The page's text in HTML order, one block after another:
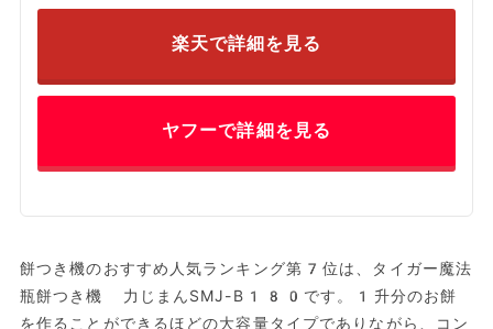
楽天で詳細を見る
ヤフーで詳細を見る
餅つき機のおすすめ人気ランキング第7位は、タイガー魔法
瓶餅つき機 力じまんSMJ-B180です。1升分のお餅
を作ることができるほどの大容量タイプでありながら、コン